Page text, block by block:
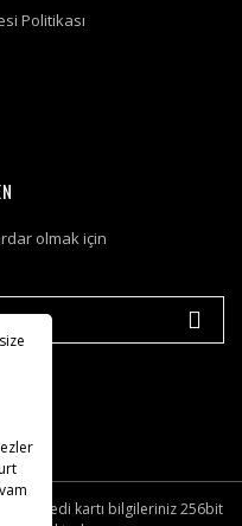
Politikası
olmak için
Kredi kartı bilgileriniz 256bit